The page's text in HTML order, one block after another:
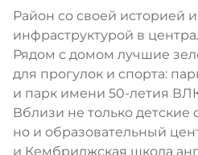
Район со своей историей
инфраструктурой в
Рядом с домом лучшие
для прогулок и спорта:
и парк имени 50-летия
Вблизи не только
но и образовательный
и Кембриджская школа